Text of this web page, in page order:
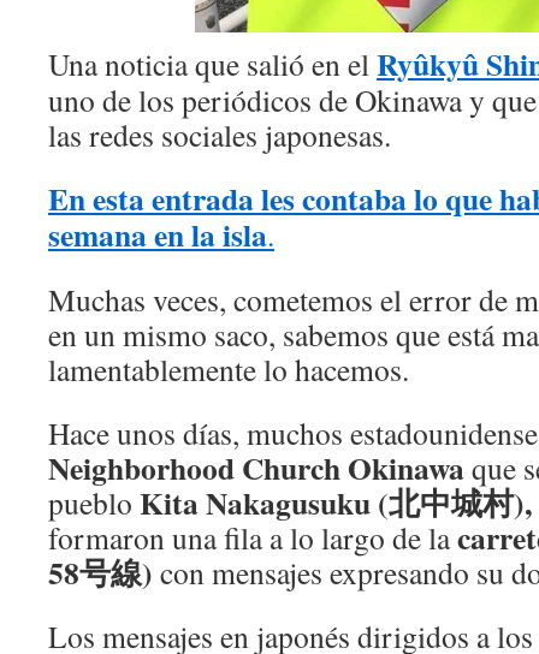
Una noticia que salió en elRyûkyû
uno de los periódicos de Okinawa y
las redes sociales japonesas.
En esta entrada les contaba lo que
semana en la isla.
Muchas veces, cometemos el error de
en un mismo saco, sabemos que está
lamentablemente lo hacemos.
Hace unos días, muchos
Neighborhood Church Okinawaque
pueblo KitaNakagusuku (北中城村),
formaron una fila a lo largo de la
58号線) con mensajes expresando su
Los mensajes en japonés dirigidos a